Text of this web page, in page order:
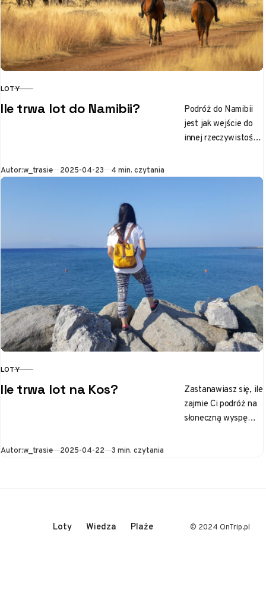
KATEGORIA
LOTY
Ile trwa lot do Namibii?
Podróż do Namibii
jest jak wejście do
innej rzeczywistości,
słońca, a dzika
Autor:w_trasie Opublikowano
2025-04-23 4 min. czytania
KATEGORIA
LOTY
Ile trwa lot na Kos?
Zastanawiasz się, ile
zajmie Ci podróż na
słoneczną wyspę
Autor:w_trasie Opublikowano
2025-04-22 3 min. czytania
Loty Wiedza Plaże © 2024 OnTrip.pl